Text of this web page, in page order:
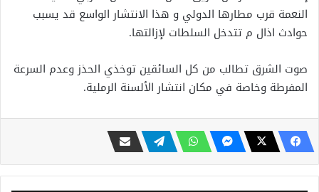
النعمة قرب مطارها الدولي و هذا الانتشار الواسع قد يسبب
حوادث اذال م تتدخل السلطات لإزالتها.
صوت الشرق تطالب من كل السائقين توخذي الحذز وعدم السرعة
المفرطة وخاصة في مكان انتشار الألسنة الرملية.